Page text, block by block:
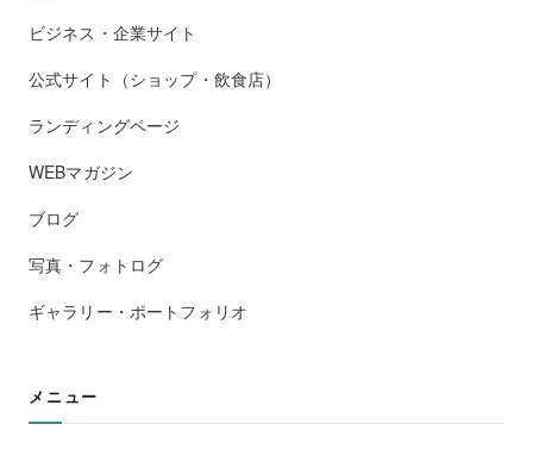
ビジネス・企業サイト
公式サイト（ショップ・飲食店）
ランディングページ
WEBマガジン
ブログ
写真・フォトログ
ギャラリー・ポートフォリオ
メニュー